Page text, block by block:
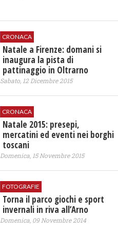
CRONACA
Natale a Firenze: domani si
inaugura la pista di
pattinaggio in Oltrarno
Sabato, 12 Dicembre 2015
CRONACA
Natale 2015: presepi,
mercatini ed eventi nei borghi
toscani
Domenica, 15 Novembre 2015
FOTOGRAFIE
Torna il parco giochi e sport
invernali in riva all’Arno
Domenica, 09 Novembre 2014